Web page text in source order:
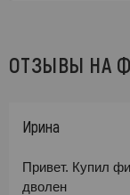
ОТЗЫВЫ НА
Ирина
Привет. Купил
дволен